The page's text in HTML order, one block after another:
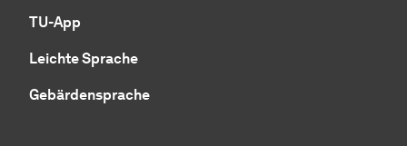
TU-App
Leichte Sprache
Gebärdensprache